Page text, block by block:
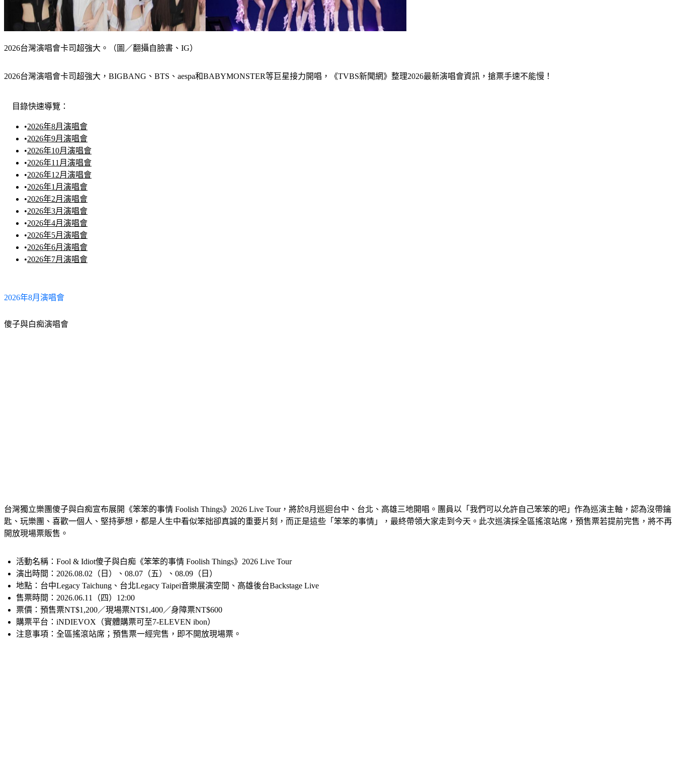
2026台灣演唱會卡司超強大。（圖／翻攝自臉書、IG）
2026台灣演唱會卡司超強大，BIGBANG、BTS、aespa和BABYMONSTER等巨星接力開唱，《TVBS新聞網》整理2026最新演唱會資訊，搶票手速不能慢！
目錄快速導覽：
•2026年8月演唱會
•2026年9月演唱會
•2026年10月演唱會
•2026年11月演唱會
•2026年12月演唱會
•2026年1月演唱會
•2026年2月演唱會
•2026年3月演唱會
•2026年4月演唱會
•2026年5月演唱會
•2026年6月演唱會
•2026年7月演唱會
2026年8月演唱會
傻子與白痴演唱會
台灣獨立樂團傻子與白痴宣布展開《笨笨的事情 Foolish Things》2026 Live Tour，將於8月巡迴台中、台北、高雄三地開唱。團員以「我們可以允許自己笨笨的吧」作為巡演主軸，認為沒帶鑰
匙、玩樂團、喜歡一個人、堅持夢想，都是人生中看似笨拙卻真誠的重要片刻，而正是這些「笨笨的事情」，最終帶領大家走到今天。此次巡演採全區搖滾站席，預售票若提前完售，將不再
開放現場票販售。
活動名稱：Fool & Idiot傻子與白痴《笨笨的事情 Foolish Things》2026 Live Tour
演出時間：2026.08.02（日）、08.07（五）、08.09（日）
地點：台中Legacy Taichung、台北Legacy Taipei音樂展演空間、高雄後台Backstage Live
售票時間：2026.06.11（四）12:00
票價：預售票NT$1,200／現場票NT$1,400／身障票NT$600
購票平台：iNDIEVOX（實體購票可至7-ELEVEN ibon）
注意事項：全區搖滾站席；預售票一經完售，即不開放現場票。